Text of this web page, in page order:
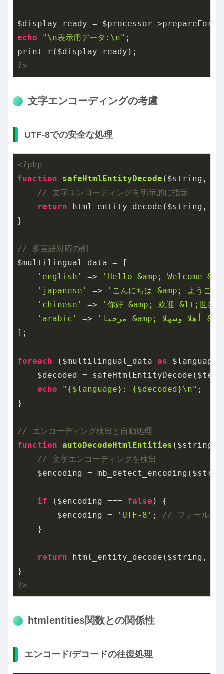
echo "\n表示用データ:\n" ;
?>
文字エンコーディングの考慮
UTF-8での安全な処理
<?php
function
safeHtmlEntityDecode ($string,
// 文字エンコーディングを明示的に指定
return html_entity_decode($string,
}
// 多言語対応の例
$multilingual_data = [
'english'
=>
'Hello &amp; Welcome
'japanese'
=>
'こんにちは &amp; よう
'chinese'
=>
'你好 &amp; 欢迎 &lt;世界
'arabic'
=>
];
foreach ($multilingual_data as
$decoded =
echo
"{$language}: {$decoded}\n" ;
}
// エンコーディング検出と自動処理
function autoDecodeHtmlEntities ($string)
// 文字エンコーディングを検出
$encoding =
if ($encoding === false ) {
        $encoding =
'UTF-8' ; // フォールバ
    }
return html_entity_decode($string,
?>
htmlentities関数との関係性
エンコード/デコードの往復処理